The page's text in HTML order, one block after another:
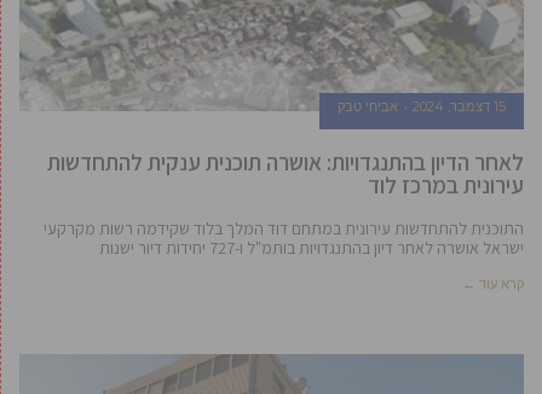
15 דצמבר, 2024 אביחי טבק
לאחר הדיון בהתנגדויות: אושרה תוכנית ענקית להתחדשות
עירונית במרכז לוד
התוכנית להתחדשות עירונית במתחם דוד המלך בלוד שקידמה רשות מקרקעי
ישראל אושרה לאחר דיון בהתנגדויות בותמ"ל ו-727 יחידות דיור ישנות
קרא עוד ←